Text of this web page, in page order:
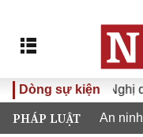
Dòng sự kiện
Đưa Nghị quyết
PHÁP LUẬT An